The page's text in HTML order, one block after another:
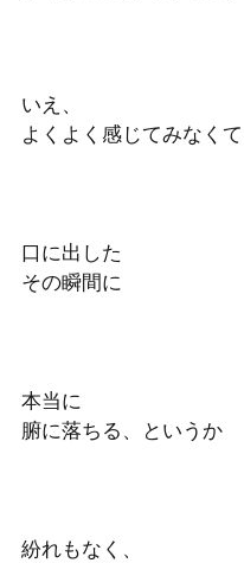
いえ、
よくよく感じてみなくて
口に出した
その瞬間に
本当に
腑に落ちる、というか
紛れもなく、